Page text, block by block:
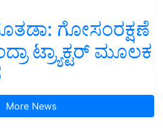
ಗೋಸಂರಕ್ಷಣೆ
ಟ್ರ್ಯಾಕ್ಟರ್ ಮೂಲಕ
More News